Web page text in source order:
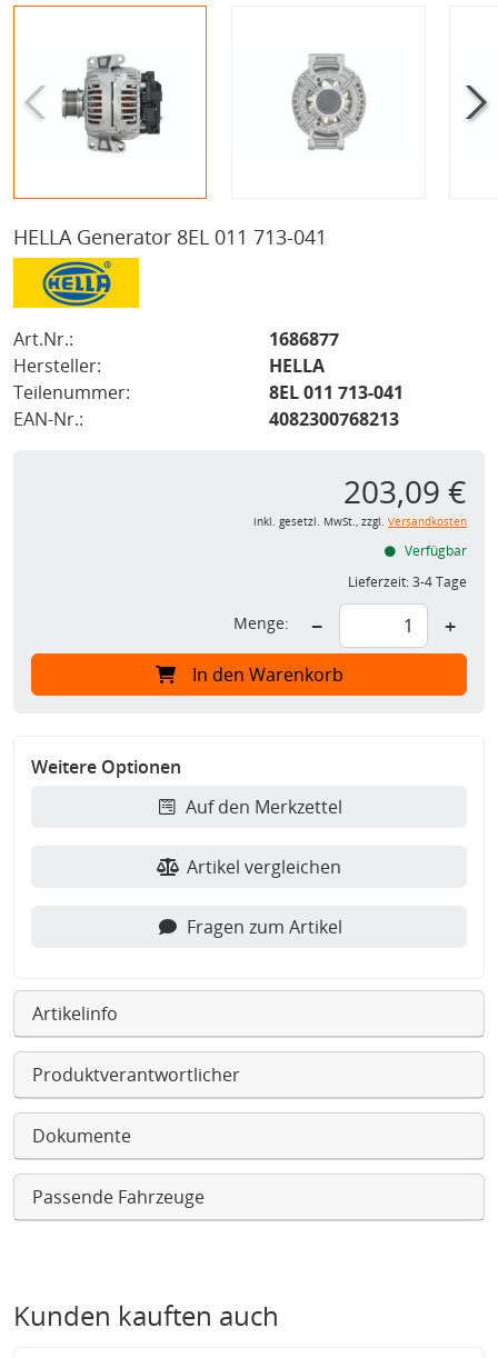
HELLA Generator 8EL 011 713-041
Art.Nr.:
1686877
Hersteller:
HELLA
Teilenummer:
8EL 011 713-041
EAN-Nr.:
4082300768213
203,09 €
inkl. gesetzl. MwSt., zzgl. Versandkosten
Verfügbar
Lieferzeit:3-4 Tage
Menge: − +
In den Warenkorb
Weitere Optionen
Auf den Merkzettel
Artikel vergleichen
Fragen zum Artikel
Artikelinfo
Produktverantwortlicher
Dokumente
Passende Fahrzeuge
Kunden kauften auch